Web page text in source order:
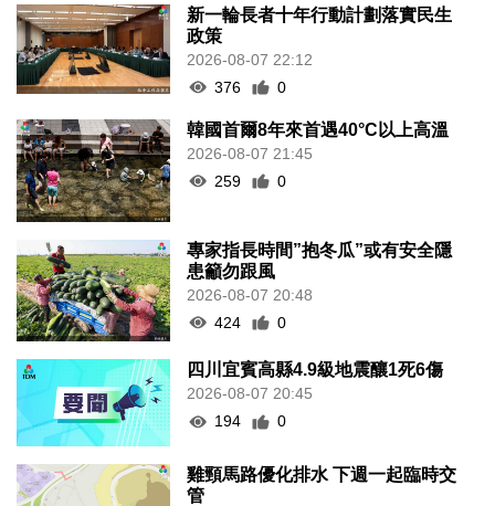
新一輪長者十年行動計劃落實民生
政策
2026-08-07 22:12
376
0
韓國首爾8年來首遇40°C以上高溫
2026-08-07 21:45
259
0
專家指長時間”抱冬瓜”或有安全隱
患籲勿跟風
2026-08-07 20:48
424
0
四川宜賓高縣4.9級地震釀1死6傷
2026-08-07 20:45
194
0
雞頸馬路優化排水 下週一起臨時交
管